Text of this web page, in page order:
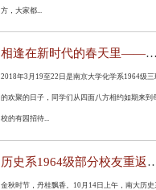
方，大家都...
相逢在新时代的春天里——记化学系1964级三班同学聚会
2018年3月19至22日是南京大学化学系1964级三
的欢聚的日子，同学们从四面八方相约如期来到
校的有园招待...
历史系1964级部分校友
金秋时节，丹桂飘香。10月14日上午，南大历史